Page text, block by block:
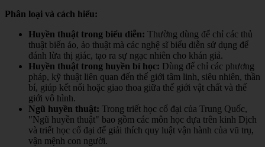
Phân loại và cách hiểu:
Huyền thuật trong biểu diễn: Thường dùng để chỉ các thủ
thuật biến ảo, ảo thuật mà các nghệ sĩ biểu diễn sử dụng để
đánh lừa thị giác, tạo ra sự ngạc nhiên cho khán giả.
Huyền thuật trong huyền bí học: Dùng để chỉ các phương
pháp, kỹ thuật liên quan đến thế giới tâm linh, siêu nhiên, thần
bí, giúp kết nối hoặc giao thoa giữa thế giới vật chất và thế
giới vô hình.
Ngũ huyền thuật: Trong triết học cổ đại của Trung Quốc,
"Ngũ huyền thuật" bao gồm các môn học dựa trên kinh Dịch
và triết học cổ đại để giải thích quy luật vận hành của vũ trụ,
vận mệnh con người.